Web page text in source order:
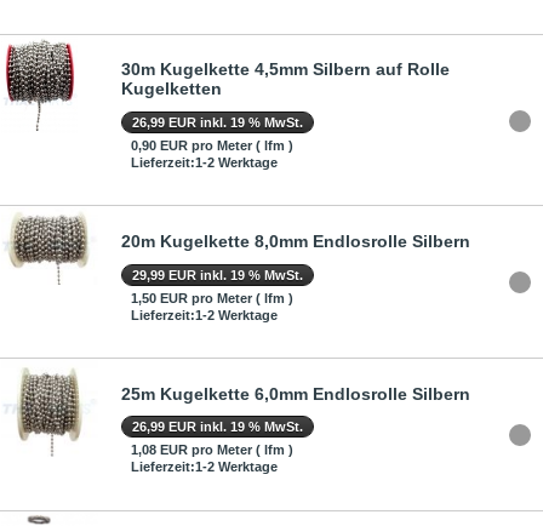
30m Kugelkette 4,5mm Silbern auf Rolle
Kugelketten
26,99 EUR inkl. 19 % MwSt.
0,90 EUR pro Meter ( lfm )
Lieferzeit:1-2 Werktage
20m Kugelkette 8,0mm Endlosrolle Silbern
29,99 EUR inkl. 19 % MwSt.
1,50 EUR pro Meter ( lfm )
Lieferzeit:1-2 Werktage
25m Kugelkette 6,0mm Endlosrolle Silbern
26,99 EUR inkl. 19 % MwSt.
1,08 EUR pro Meter ( lfm )
Lieferzeit:1-2 Werktage